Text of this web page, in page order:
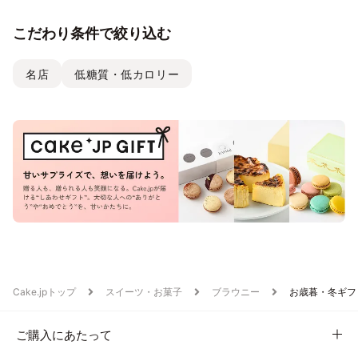
こだわり条件で絞り込む
名店 低糖質・低カロリー
Cake.jpトップ スイーツ・お菓子 ブラウニー お歳暮・冬ギ
ご購入にあたって